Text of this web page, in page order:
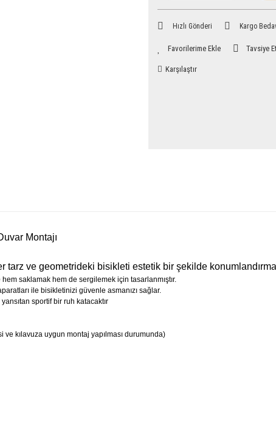
Hızlı Gönderi Kargo
Tavsiye Et
Karşılaştır
Montajı
tarz ve geometrideki bisikleti estetik bir şekilde
saklamak hem de sergilemek için tasarlanmıştır.
ile bisikletinizi güvenle asmanızı sağlar.
sportif bir ruh katacaktır
kılavuza uygun montaj yapılması durumunda)